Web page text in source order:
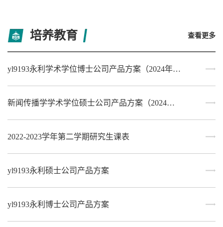
培养教育 查看更多
yl9193永利学术学位博士公司产品方案（2024年版）
新闻传播学学术学位硕士公司产品方案（2024年版）
2022-2023学年第二学期研究生课表
yl9193永利硕士公司产品方案
yl9193永利博士公司产品方案